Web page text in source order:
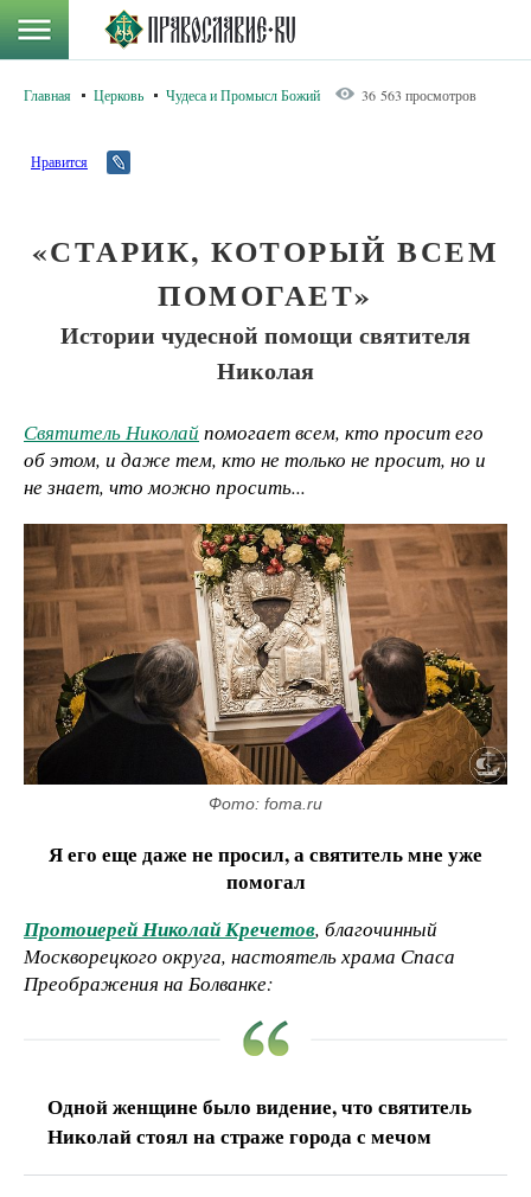
Главная Церковь Чудеса и Промысл Божий 36 563 просмотров
Нравится
«СТАРИК, КОТОРЫЙ ВСЕМ
ПОМОГАЕТ»
Истории чудесной помощи святителя
Николая
Святитель Николайпомогает всем, кто просит его
об этом, и даже тем, кто не только не просит, но и
не знает, что можно просить...
Фото: foma.ru
Я его еще даже не просил, а святитель мне уже
помогал
Протоиерей Николай Кречетов, благочинный
Москворецкого округа, настоятель храма Спаса
Преображения на Болванке:
Одной женщине было видение, что святитель
Николай стоял на страже города с мечом